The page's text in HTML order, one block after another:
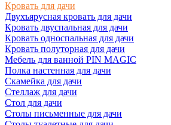
Кровать для дачи
Двухъярусная кровать для дачи
Кровать двуспальная для дачи
Кровать односпальная для дачи
Кровать полуторная для дачи
Мебель для ванной PIN MAGIC
Полка настенная для дачи
Скамейка для дачи
Стеллаж для дачи
Стол для дачи
Столы письменные для дачи